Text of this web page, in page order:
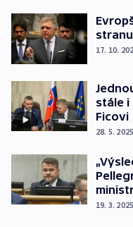
17. 10.
stále i
Ficovi
28. 5. 2025
19. 3. 2025